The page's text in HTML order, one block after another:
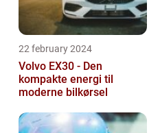
22 february 2024
Volvo EX30 - Den
kompakte energi til
moderne bilkørsel